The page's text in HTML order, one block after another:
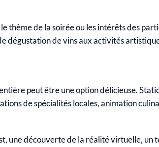
thème de la soirée ou les intérêts des
dégustation de vins aux activités
peut être une option délicieuse.
de spécialités locales, animation
une découverte de la réalité virtuelle, un